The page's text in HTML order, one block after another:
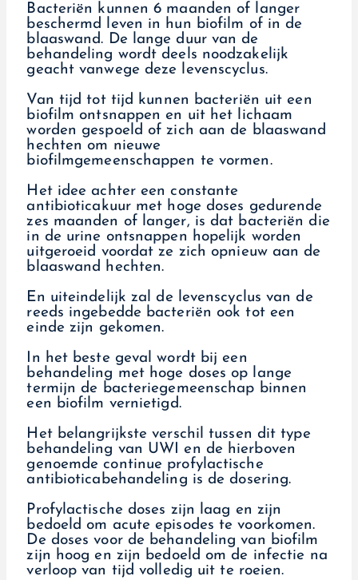
Bacteriën kunnen 6 maanden of langer
beschermd leven in hun biofilm of in de
blaaswand. De lange duur van de
behandeling wordt deels noodzakelijk
geacht vanwege deze levenscyclus.
Van tijd tot tijd kunnen bacteriën uit een
biofilm ontsnappen en uit het lichaam
worden gespoeld of zich aan de blaaswand
hechten om nieuwe
biofilmgemeenschappen te vormen.
Het idee achter een constante
antibioticakuur met hoge doses gedurende
zes maanden of langer, is dat bacteriën die
in de urine ontsnappen hopelijk worden
uitgeroeid voordat ze zich opnieuw aan de
blaaswand hechten.
En uiteindelijk zal de levenscyclus van de
reeds ingebedde bacteriën ook tot een
einde zijn gekomen.
In het beste geval wordt bij een
behandeling met hoge doses op lange
termijn de bacteriegemeenschap binnen
een biofilm vernietigd.
Het belangrijkste verschil tussen dit type
behandeling van UWI en de hierboven
genoemde continue profylactische
antibioticabehandeling is de dosering.
Profylactische doses zijn laag en zijn
bedoeld om acute episodes te voorkomen.
De doses voor de behandeling van biofilm
zijn hoog en zijn bedoeld om de infectie na
verloop van tijd volledig uit te roeien.